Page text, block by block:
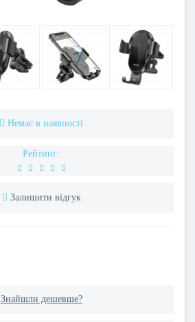
Немає в наявності
Рейтинг:
Залишити відгук
Знайшли дешевше?